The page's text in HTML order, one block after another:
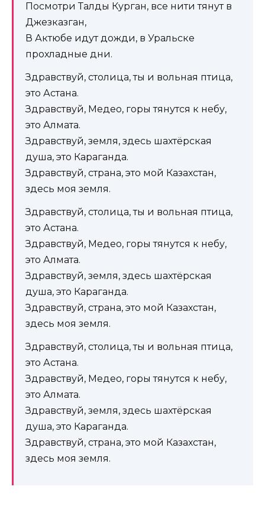
Посмотри Талды Курган, все нити тянут в
Джезказган,
В Актюбе идут дожди, в Уральске
прохладные дни.
Здравствуй, столица, ты и вольная птица,
это Астана.
Здравствуй, Медео, горы тянутся к небу,
это Алмата.
Здравствуй, земля, здесь шахтёрская
душа, это Караганда.
Здравствуй, страна, это мой Казахстан,
здесь моя земля.
Здравствуй, столица, ты и вольная птица,
это Астана.
Здравствуй, Медео, горы тянутся к небу,
это Алмата.
Здравствуй, земля, здесь шахтёрская
душа, это Караганда.
Здравствуй, страна, это мой Казахстан,
здесь моя земля.
Здравствуй, столица, ты и вольная птица,
это Астана.
Здравствуй, Медео, горы тянутся к небу,
это Алмата.
Здравствуй, земля, здесь шахтёрская
душа, это Караганда.
Здравствуй, страна, это мой Казахстан,
здесь моя земля.